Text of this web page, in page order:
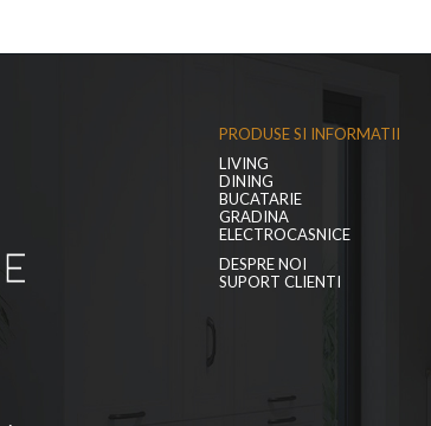
PRODUSE SI INFORMATII
LIVING
DINING
BUCATARIE
GRADINA
ELECTROCASNICE
DESPRE NOI
SUPORT CLIENTI